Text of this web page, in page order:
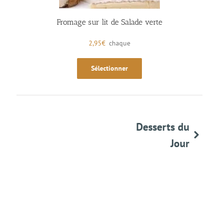
Fromage sur lit de Salade verte
2,95€ chaque
Sélectionner
Desserts du
Jour